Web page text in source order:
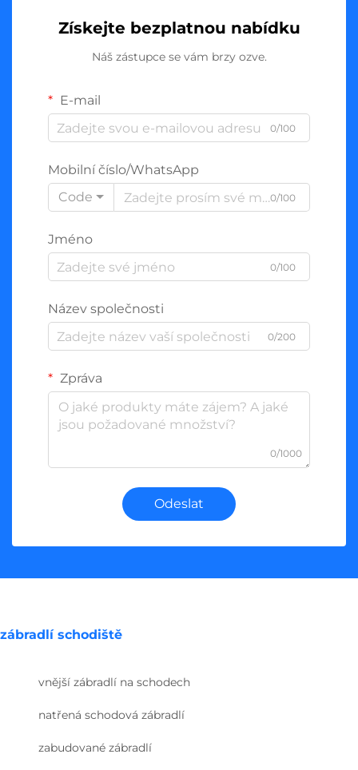
Získejte bezplatnou nabídku
Náš zástupce se vám brzy ozve.
E-mail
0/100
Mobilní číslo/WhatsApp
Code
0/100
Jméno
0/100
Název společnosti
0/200
Zpráva
0/1000
Odeslat
zábradlí schodiště
vnější zábradlí na schodech
natřená schodová zábradlí
zabudované zábradlí